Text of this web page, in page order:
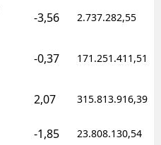
-3,56 2.737.282,55
-0,37 171.251.411,51
2,07 315.813.916,39
-1,85 23.808.130,54